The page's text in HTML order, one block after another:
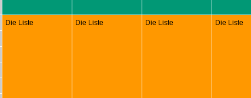
Die Liste Die Liste Die Liste Die Liste